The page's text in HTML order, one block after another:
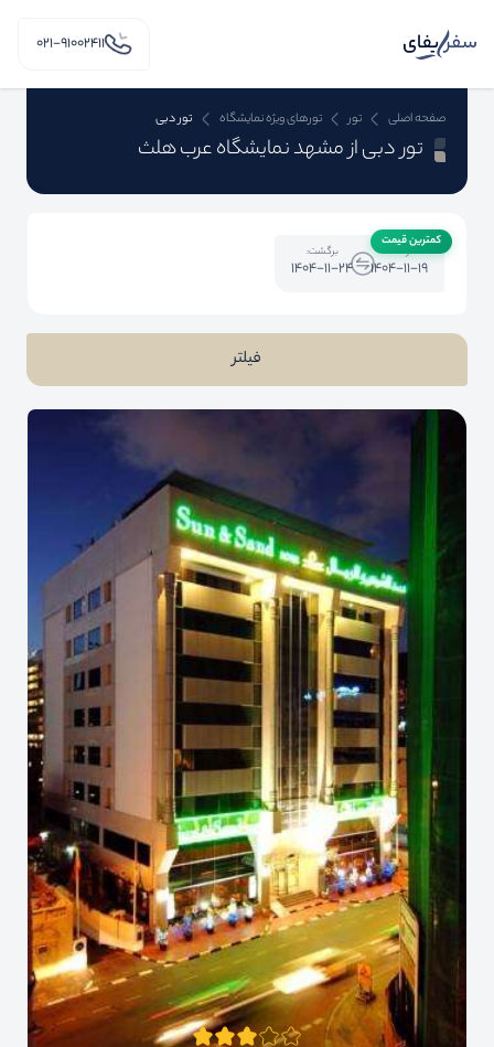
۰۲۱-91002411
صفحه اصلی تور تورهای ویژه نمایشگاه تور دبی
تور دبی از مشهد نمایشگاه عرب هلث
کمترین قیمت
رفت:
1404-11-19
برگشت:
1404-11-24
فیلتر